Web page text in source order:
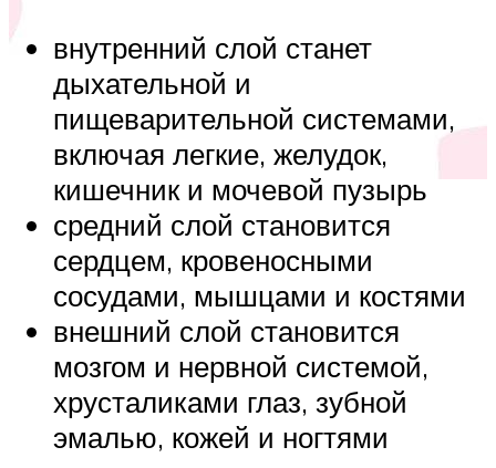
внутренний слой станет
дыхательной и
пищеварительной системами,
включая легкие, желудок,
кишечник и мочевой пузырь
средний слой становится
сердцем, кровеносными
сосудами, мышцами и костями
внешний слой становится
мозгом и нервной системой,
хрусталиками глаз, зубной
эмалью, кожей и ногтями